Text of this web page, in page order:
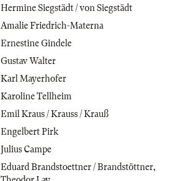
Hermine Siegstädt / von Siegstädt
Amalie Friedrich-Materna
Ernestine Gindele
Gustav Walter
Karl Mayerhofer
Karoline Tellheim
Emil Kraus / Krauss / Krauß
Engelbert Pirk
Julius Campe
Eduard Brandstoettner / Brandstöttner,